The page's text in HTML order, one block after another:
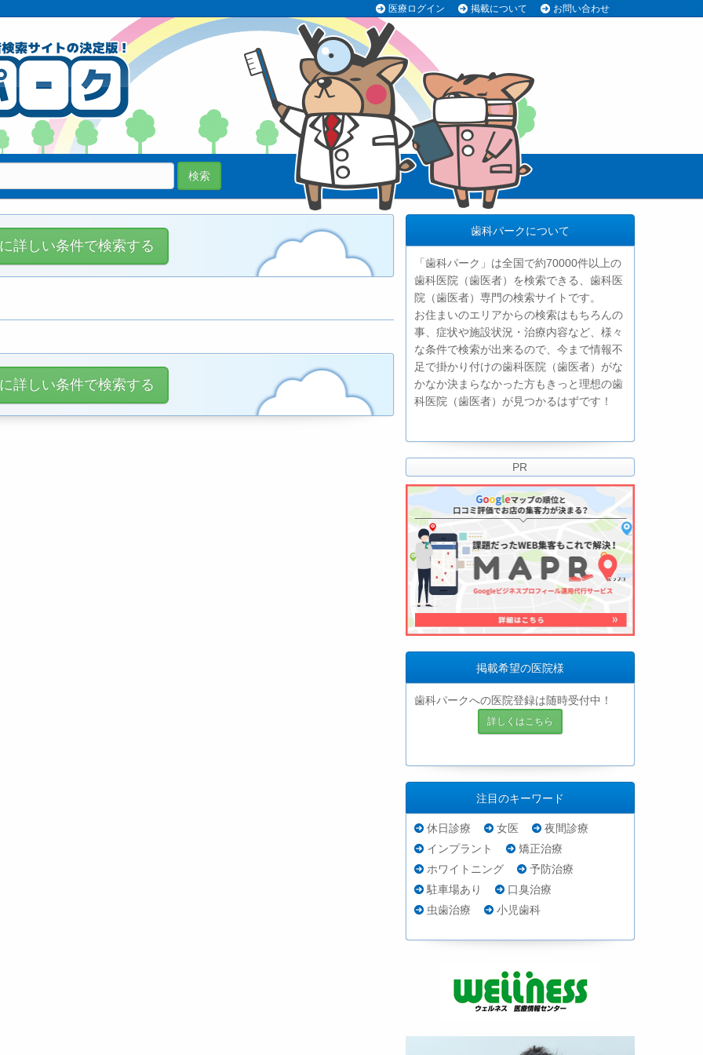
医療ログイン 掲載について お問い合わせ
検索
詳しい条件で検索する
詳しい条件で検索する
歯科パークについて
「歯科パーク」は全国で約70000件以上の
歯科医院（歯医者）を検索できる、歯科医
院（歯医者）専門の検索サイトです。
お住まいのエリアからの検索はもちろんの
事、症状や施設状況・治療内容など、様々
な条件で検索が出来るので、今まで情報不
足で掛かり付けの歯科医院（歯医者）がな
かなか決まらなかった方もきっと理想の歯
科医院（歯医者）が見つかるはずです！
PR
掲載希望の医院様
歯科パークへの医院登録は随時受付中！
詳しくはこちら
注目のキーワード
休日診療 女医
夜間診療
インプラント
矯正治療
ホワイトニング
予防治療
駐車場あり
口臭治療
虫歯治療
小児歯科